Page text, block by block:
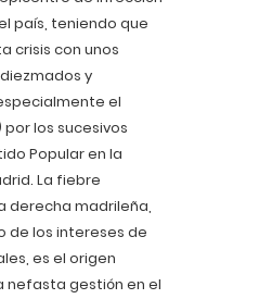
país, teniendo que
crisis con unos
y
el
los sucesivos
Popular en la
La fiebre
derecha madrileña,
de los intereses de
es el origen
nefasta gestión en el